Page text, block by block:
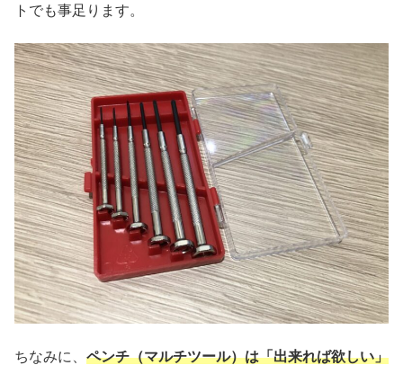
トでも事足ります。
ちなみに、 ペンチ（マルチツール）は「出来れば欲しい」